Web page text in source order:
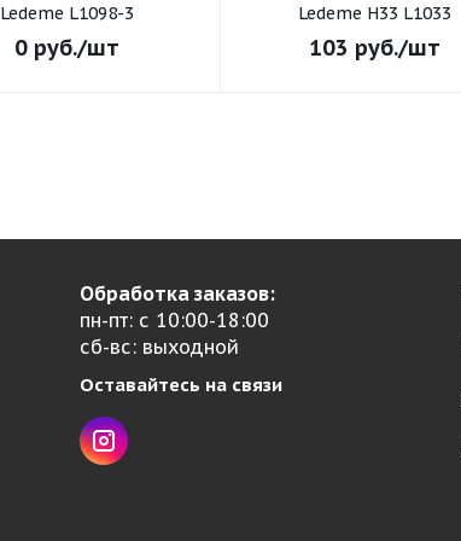
Ledeme L1098-3
0 руб./шт
Ledeme H33 L1033
103 руб./шт
Обработка заказов:
пн-пт: с 10:00-18:00
сб-вс: выходной
Оставайтесь на связи